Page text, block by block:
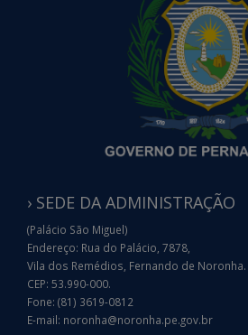
› SEDE DA ADMINISTRAÇÃO
(Palácio São Miguel)
Endereço: Rua do Palácio, 7878,
Vila dos Remédios, Fernando de Noronha.
CEP: 53.990-000.
Fone: (81) 3619-0812
E-mail: noronha@noronha.pe.gov.br